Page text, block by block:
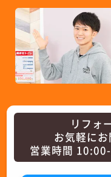
リフォ
お気軽に
営業時間